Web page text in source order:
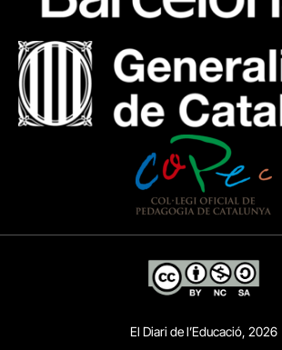
El Diari de l’Educació, 2026